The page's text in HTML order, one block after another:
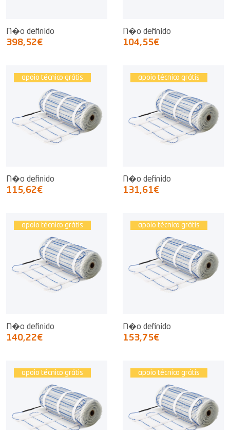
N�o definido
398,52€
N�o definido
104,55€
apoio técnico grátis
N�o definido
115,62€
apoio técnico grátis
N�o definido
131,61€
apoio técnico grátis
N�o definido
140,22€
apoio técnico grátis
N�o definido
153,75€
apoio técnico grátis apoio técnico grátis